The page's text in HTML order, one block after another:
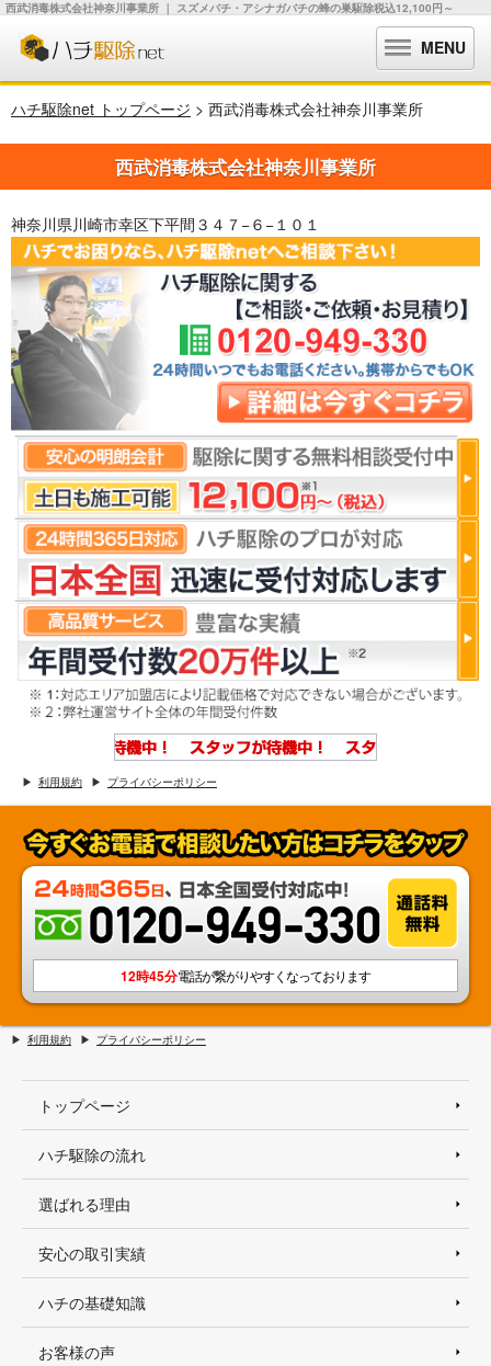
西武消毒株式会社神奈川事業所 ｜ スズメバチ・アシナガバチの蜂の巣駆除税込12,100円～
MENU
ハチ駆除net トップページ > 西武消毒株式会社神奈川事業所
西武消毒株式会社神奈川事業所
神奈川県川崎市幸区下平間３４７−６−１０１
利用規約 プライバシーポリシー
12時45分電話が繋がりやすくなっております
利用規約 プライバシーポリシー
トップページ
ハチ駆除の流れ
選ばれる理由
安心の取引実績
ハチの基礎知識
お客様の声